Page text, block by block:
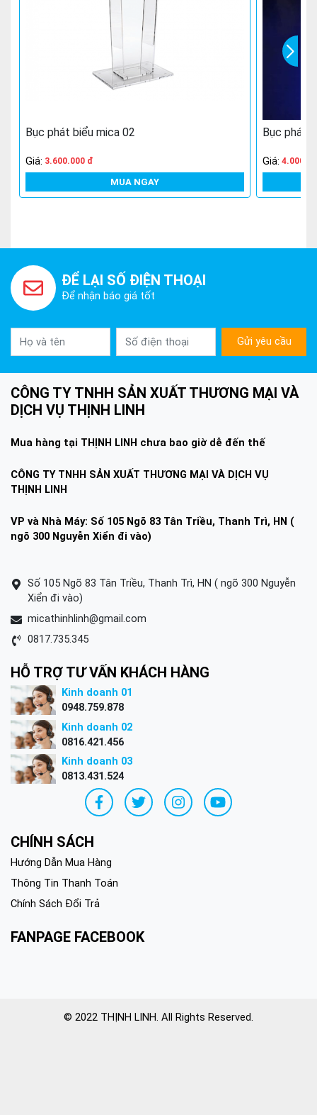
Bục phát biểu mica 02
Giá: 3.600.000 đ
MUA NGAY
Bục phát
Giá:
ĐỂ LẠI SỐ ĐIỆN THOẠI
Để nhận báo giá tốt
Gửi yêu cầu
CÔNG TY TNHH SẢN XUẤT THƯƠNG MẠI VÀ
DỊCH VỤ THỊNH LINH
Mua hàng tại THỊNH LINH chưa bao giờ dễ đến thế
CÔNG TY TNHH SẢN XUẤT THƯƠNG MẠI VÀ DỊCH VỤ
THỊNH LINH
VP và Nhà Máy: Số 105 Ngõ 83 Tân Triều, Thanh Trì, HN (
ngõ 300 Nguyễn Xiển đi vào)
Số 105 Ngõ 83 Tân Triều, Thanh Trì, HN ( ngõ 300 Nguyễn
Xiển đi vào)
micathinhlinh@gmail.com
0817.735.345
HỖ TRỢ TƯ VẤN KHÁCH HÀNG
Kinh doanh 01
0948.759.878
Kinh doanh 02
0816.421.456
Kinh doanh 03
0813.431.524
CHÍNH SÁCH
Hướng Dẫn Mua Hàng
Thông Tin Thanh Toán
Chính Sách Đổi Trả
FANPAGE FACEBOOK
© 2022 THỊNH LINH. All Rights Reserved.